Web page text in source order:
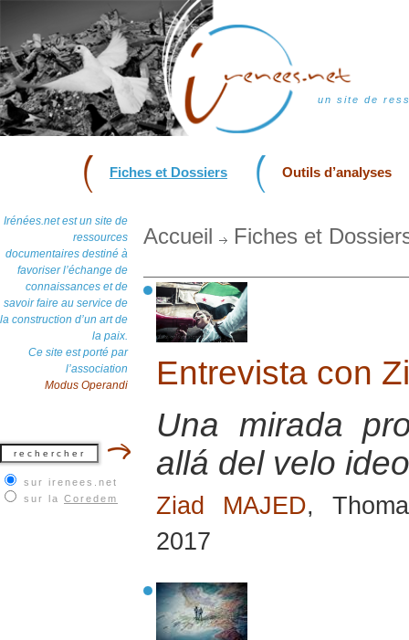
un site de
Fiches et Dossiers Outils d’analyses
Irénées.net est un site de
ressources
documentaires destiné à
favoriser l’échange de
connaissances et de
savoir faire au service de
la construction d’un art de
la paix.
Ce site est porté par
l’association
Modus Operandi
sur irenees.net
sur la Coredem
Accueil Fiches et
Entrevista con
Una mirada
allá del velo
Ziad MAJED,
2017